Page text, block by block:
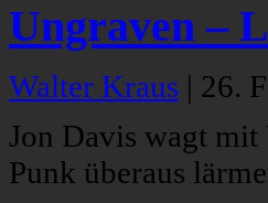
Ungraven –
Walter Kraus | 26.
Jon Davis wagt
Punk überaus